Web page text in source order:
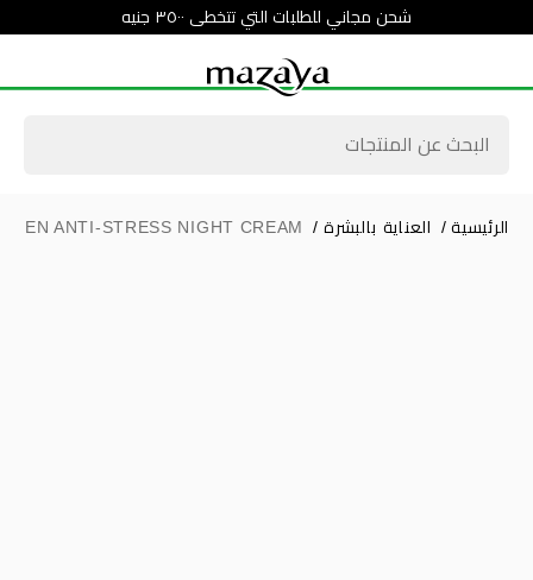
شحن مجاني للطلبات التي تتخطى ٣٥٠٠ جنيه
الرئيسية / العناية بالبشرة /
ZEN ANTI-STRESS NIGHT CREAM